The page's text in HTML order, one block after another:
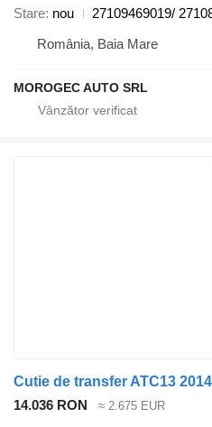
Stare nou
27109469019/
România, Baia Mare
MOROGEC AUTO SRL
14.036 RON ≈ 2.675 EUR